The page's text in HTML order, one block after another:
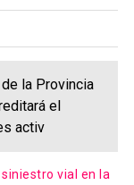
la Provincia
el
activ
vial en la